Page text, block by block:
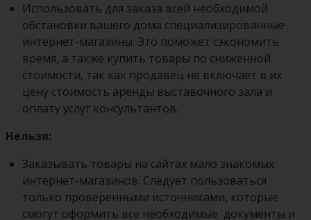
Использовать для заказа всей необходимой
обстановки вашего дома специализированные
интернет-магазины. Это поможет сэкономить
время, а также купить товары по сниженной
стоимости, так как продавец не включает в их
цену стоимость аренды выставочного зала и
оплату услуг консультантов.
Нельзя:
Заказывать товары на сайтах мало знакомых
интернет-магазинов. Следует пользоваться
только проверенными источниками, которые
смогут оформить все необходимые документы и